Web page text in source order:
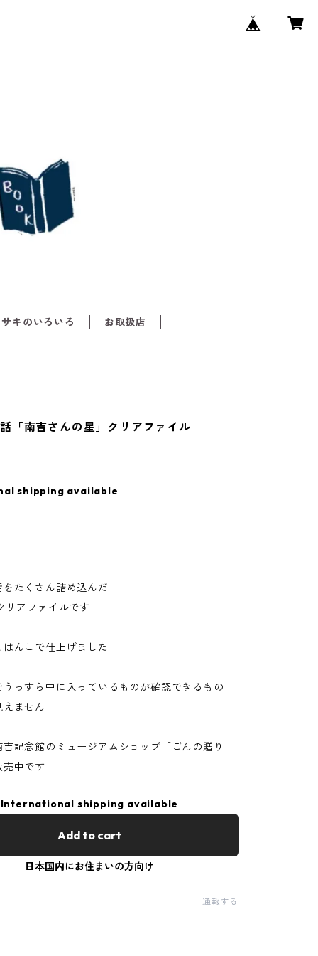
キのいろいろ お取扱店
「南吉さんの星」クリアファイル
shipping available
たくさん詰め込んだ
リアファイルです
んこで仕上げました
っすら中に入っているものが確認できるもの
ません
記念館のミュージアムショップ「ごんの贈り
中です
International shipping available
Add to cart
日本国内にお住まいの方向け
通報する